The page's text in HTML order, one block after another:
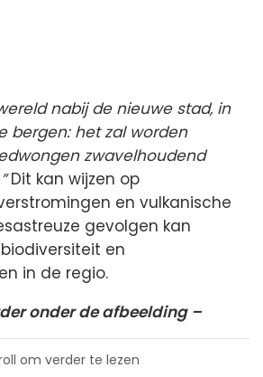
nabij de nieuwe stad, in
bergen: het zal worden
zwavelhoudend
Dit kan wijzen op
en vulkanische
gevolgen kan
en
in de regio.
onder de afbeelding –
om verder te lezen